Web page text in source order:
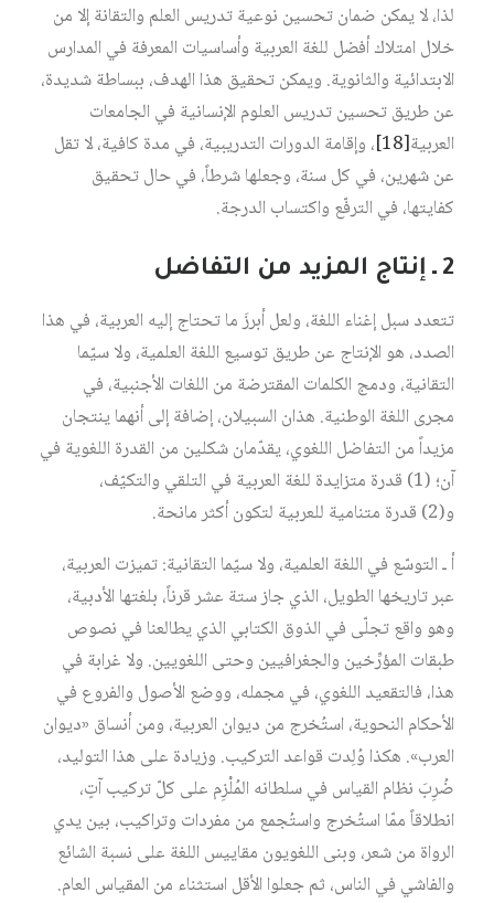
لذا، لا يمكن ضمان تحسين نوعية تدريس العلم والتقانة إلا من
خلال امتلاك أفضل للغة العربية وأساسيات المعرفة في المدارس
الابتدائية والثانوية. ويمكن تحقيق هذا الهدف، ببساطة شديدة،
عن طريق تحسين تدريس العلوم الإنسانية في الجامعات
العربية[18]
، وإقامة الدورات التدريبية، في مدة كافية، لا تقل
عن شهرين، في كل سنة، وجعلها شرطاً، في حال تحقيق
كفايتها، في الترفّع واكتساب الدرجة.
2 ـ إنتاج المزيد من التفاضل
تتعدد سبل إغناء اللغة، ولعل أبرزَ ما تحتاج إليه العربية، في هذا
الصدد، هو الإنتاج عن طريق توسيع اللغة العلمية، ولا سيّما
التقانية، ودمج الكلمات المقترضة من اللغات الأجنبية، في
مجرى اللغة الوطنية. هذان السبيلان، إضافة إلى أنهما ينتجان
مزيداً من التفاضل اللغوي، يقدّمان شكلين من القدرة اللغوية في
آن؛ (1) قدرة متزايدة للغة العربية في التلقي والتكيّف،
و(2) قدرة متنامية للعربية لتكون أكثر مانحة.
أ ـ التوسّع في اللغة العلمية، ولا سيّما التقانية: تميزت العربية،
عبر تاريخها الطويل، الذي جاز ستة عشر قرناً، بلغتها الأدبية،
وهو واقع تجلّى في الذوق الكتابي الذي يطالعنا في نصوص
طبقات المؤرِّخين والجغرافيين وحتى اللغويين. ولا غرابة في
هذا، فالتقعيد اللغوي، في مجمله، ووضع الأصول والفروع في
الأحكام النحوية، استُخرج من ديوان العربية، ومن أنساق «ديوان
العرب». هكذا وُلِدت قواعد التركيب. وزيادة على هذا التوليد،
ضُرِبَ نظام القياس في سلطانه المُلْزِم على كلّ تركيب آتٍ،
انطلاقاً ممّا استُخرج واستُجمع من مفردات وتراكيب، بين يدي
الرواة من شعر، وبنى اللغويون مقاييس اللغة على نسبة الشائع
والفاشي في الناس، ثم جعلوا الأقل استثناء من المقياس العام.